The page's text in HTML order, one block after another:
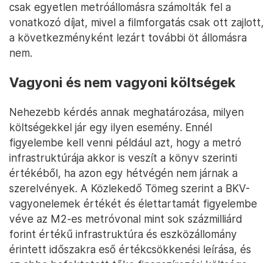
csak egyetlen metróállomásra számolták fel a
vonatkozó díjat, mivel a filmforgatás csak ott zajlott,
a következményként lezárt további öt állomásra
nem.
Vagyoni és nem vagyoni költségek
Nehezebb kérdés annak meghatározása, milyen
költségekkel jár egy ilyen esemény. Ennél
figyelembe kell venni például azt, hogy a metró
infrastruktúrája akkor is veszít a könyv szerinti
értékéből, ha azon egy hétvégén nem járnak a
szerelvények. A Közlekedő Tömeg szerint a BKV-
vagyonelemek értékét és élettartamát figyelembe
véve az M2-es metróvonal mint sok százmilliárd
forint értékű infrastruktúra és eszközállomány
érintett időszakra eső értékcsökkenési leírása, és